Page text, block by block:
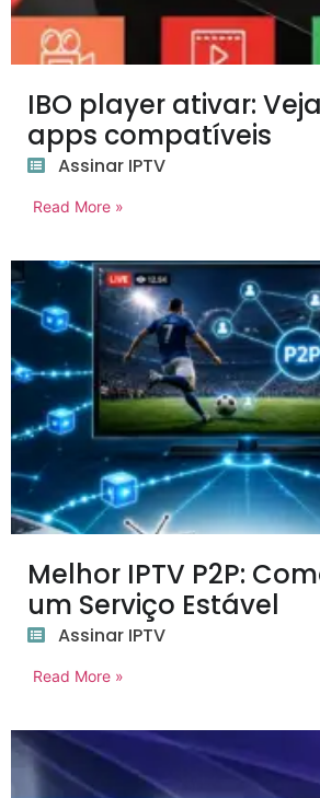
IBO player ativar:
apps compatíveis
Assinar IPTV
Read More »
Melhor IPTV P2P:
um Serviço Estável
Assinar IPTV
Read More »